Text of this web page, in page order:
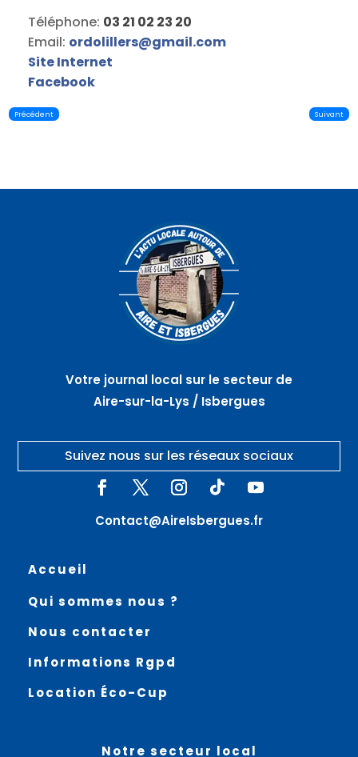
Téléphone: 03 21 02 23 20
Email: ordolillers@gmail.com
Site Internet
Facebook
Précédent Suivant
Votre journal local sur le secteur de
Aire-sur-la-Lys / Isbergues
Suivez nous sur les réseaux sociaux
Contact@AireIsbergues.fr
Accueil
Qui sommes nous ?
Nous contacter
Informations Rgpd
Location Éco-Cup
Notre secteur local